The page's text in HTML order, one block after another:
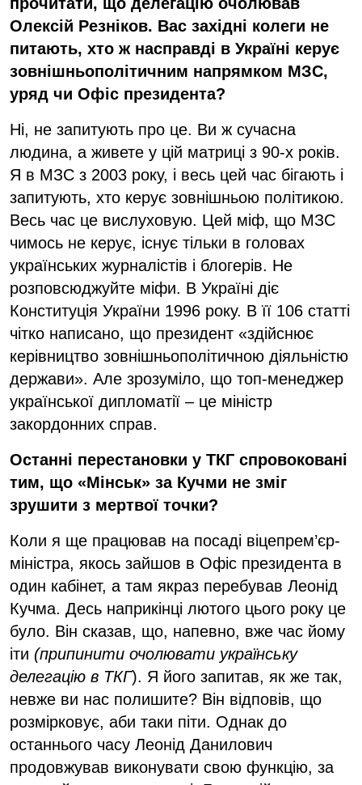
Олексій Резніков. Вас західні колеги не
питають, хто ж насправді в Україні керує
зовнішньополітичним напрямком МЗС,
уряд чи Офіс президента?
Ні, не запитують про це. Ви ж сучасна
людина, а живете у цій матриці з 90-х років.
Я в МЗС з 2003 року, і весь цей час бігають і
запитують, хто керує зовнішньою політикою.
Весь час це вислуховую. Цей міф, що МЗС
чимось не керує, існує тільки в головах
українських журналістів і блогерів. Не
розповсюджуйте міфи. В Україні діє
Конституція України 1996 року. В її 106 статті
чітко написано, що президент «здійснює
керівництво зовнішньополітичною діяльністю
держави». Але зрозуміло, що топ-менеджер
української дипломатії – це міністр
закордонних справ.
Останні перестановки у ТКГ спровоковані
тим, що «Мінськ» за Кучми не зміг
зрушити з мертвої точки?
Коли я ще працював на посаді віцепрем’єр-
міністра, якось зайшов в Офіс президента в
один кабінет, а там якраз перебував Леонід
Кучма. Десь наприкінці лютого цього року це
було. Він сказав, що, напевно, вже час йому
іти (припинити очолювати українську
делегацію в ТКГ). Я його запитав, як же так,
невже ви нас полишите? Він відповів, що
розмірковує, аби таки піти. Однак до
останнього часу Леонід Данилович
продовжував виконувати свою функцію, за